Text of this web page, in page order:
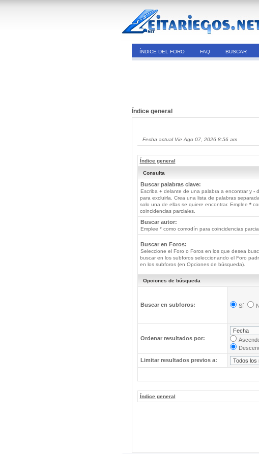
ÍNDICE DEL FORO FAQ BUSCAR
Índice general
Fecha actual Vie Ago 07, 2026 8:56 am
Índice general
Consulta
Buscar palabras clave:
Escriba +delante de una palabra a encontrar y -
para excluirla. Crea una lista de palabras
solo una de ellas se quiere encontrar. Emplee *
coincidencias parciales.
Buscar autor:
Emplee * como comodín para coincidencias
Buscar en Foros:
Seleccione el Foro o Foros en los que desea
buscar en los subforos seleccionando el Foro
en los subforos (en Opciones de búsqueda).
Opciones de búsqueda
Buscar en subforos: Sí
Ordenar resultados por:
Limitar resultados previos a:
Índice general